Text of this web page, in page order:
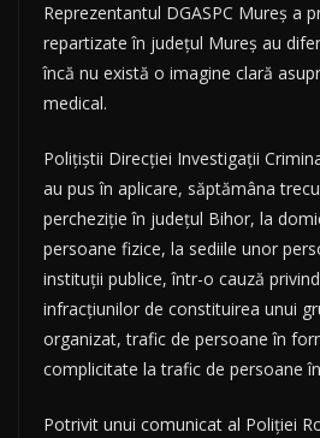
Reprezentantul DGASPC Mureş a
repartizate în judeţul Mureş au
încă nu există o imagine clară
medical.
Poliţiştii Direcţiei Investigaţii
au pus în aplicare, săptămâna
percheziţie în judeţul Bihor, la
persoane fizice, la sediile unor
instituţii publice, într-o cauză
infracţiunilor de constituirea unui
organizat, trafic de persoane în
complicitate la trafic de persoane
Potrivit unui comunicat al Poliţiei